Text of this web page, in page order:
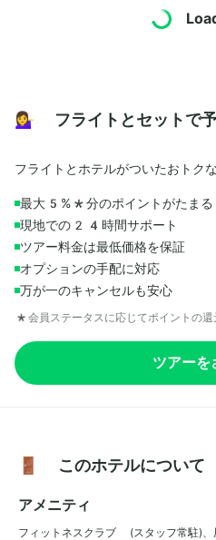
💁‍♀️ フライトとセットで
フライトとホテルがついたおトク
最大5%*分のポイントがたまる
現地での24時間サポート
ツアー料金は最低価格を保証
オプションの手配に対応
万が一のキャンセルも安心
*会員ステータスに応じてポイントの還
ツアーを
🚪 このホテルについて
アメニティ
フィットネスクラブ (スタッフ常駐)、